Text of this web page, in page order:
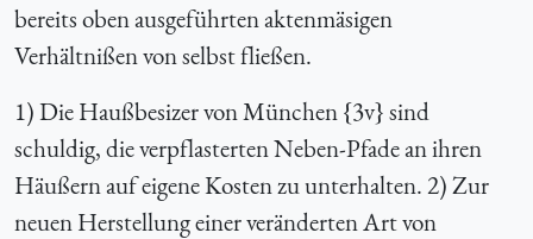
bereits oben ausgeführten aktenmäsigen
Verhältnißen von selbst fließen.
1) Die Haußbesizer von München {3v} sind
schuldig, die verpflasterten Neben-Pfade an ihren
Häußern auf eigene Kosten zu unterhalten. 2) Zur
neuen Herstellung einer veränderten Art von